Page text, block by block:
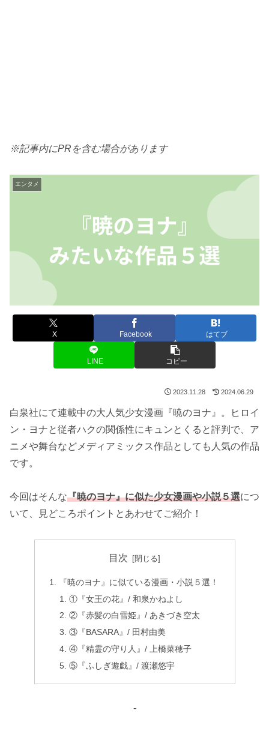
※記事内にPRを含む場合があります
エンタメ
X Facebook はてブ
LINE コピー
2023.11.28 2024.06.29
白泉社にて連載中の大人気少女漫画『暁のヨナ』。ヒロイ
ン・ヨナと従者ハクの関係性にキュンとくると評判で、ア
ニメや舞台などメディアミックス作品としても人気の作品
です。
今回はそんな『暁のヨナ』に似た少女漫画や小説５選につ
いて、見どころポイントとあわせてご紹介！
目次
『暁のヨナ』に似ている漫画・小説５選！
①『女王の花』/ 和泉かねよし
②『赤髪の白雪姫』/ あきづき空太
③『BASARA』/ 田村由美
④『精霊の守り人』/ 上橋菜穂子
⑤『ふしぎ遊戯』/ 渡瀬悠宇
-